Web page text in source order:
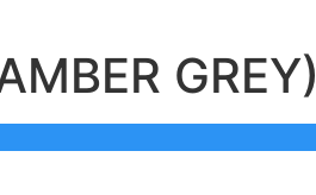
GREY)